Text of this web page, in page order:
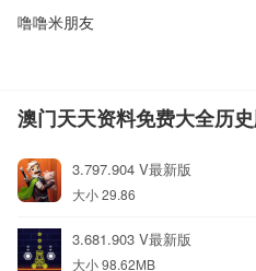
噜噜米朋友
澳门天天资料免费大全历
3.797.904 V最新版
大小 29.86
3.681.903 V最新版
大小 98.62MB